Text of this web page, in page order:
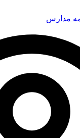
مدارس